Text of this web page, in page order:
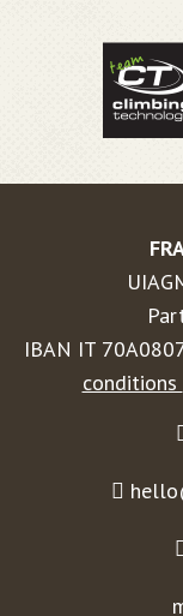
IBAN IT
conditions